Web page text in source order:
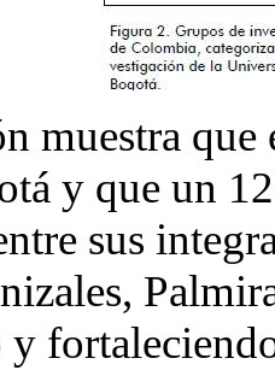
muestra que
y que un
sus